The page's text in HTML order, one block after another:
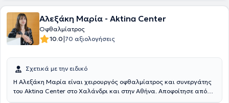
Αλεξάκη Μαρία - Aktina Center
Οφθαλμίατρος
10.0|70 αξιολογήσεις
Σχετικά με την ειδικό
Η Αλεξάκη Μαρία είναι χειρουργός οφθαλμίατρος και συνεργάτης
του Aktina Center στο Χαλάνδρι και στην Αθήνα. Αποφοίτησε από